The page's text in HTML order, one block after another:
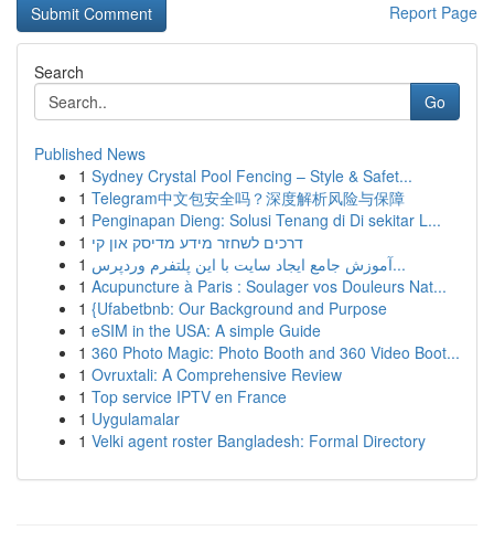
Report Page
Search
Go
Published News
1 Sydney Crystal Pool Fencing – Style & Safet...
1 Telegram中文包安全吗？深度解析风险与保障
1 Penginapan Dieng: Solusi Tenang di Di sekitar L...
1 דרכים לשחזר מידע מדיסק און קי
1
آموزش جامع ایجاد سایت با این پلتفرم وردپرس...
1 Acupuncture à Paris : Soulager vos Douleurs Nat...
1 {Ufabetbnb: Our Background and Purpose
1 eSIM in the USA: A simple Guide
1 360 Photo Magic: Photo Booth and 360 Video Boot...
1 Ovruxtali: A Comprehensive Review
1 Top service IPTV en France
1 Uygulamalar
1 Velki agent roster Bangladesh: Formal Directory